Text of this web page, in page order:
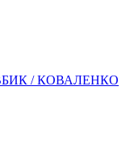
/ КОВАЛЕНКО